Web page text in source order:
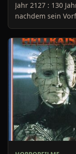
Jahr 2127 : 130
nachdem sein
John, ein New
Architekt, im
den Cenobiten
fand, bereitet